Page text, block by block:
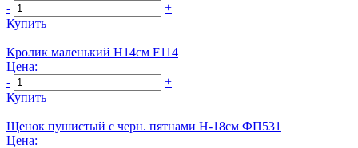
-
+
Купить
Кролик маленький Н14см F114
Цена:
-
+
Купить
Щенок пушистый с черн. пятнами Н-18см ФП531
Цена: